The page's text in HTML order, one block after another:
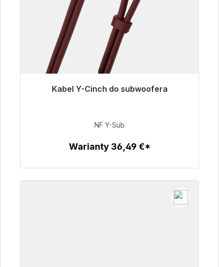
Kabel Y-Cinch do subwoofera
Gotowy do natychmiastowej wysyłki, czas
50,99 €
NF Y-Sub
Warianty 36,49 €*